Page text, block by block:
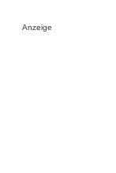
Anzeige